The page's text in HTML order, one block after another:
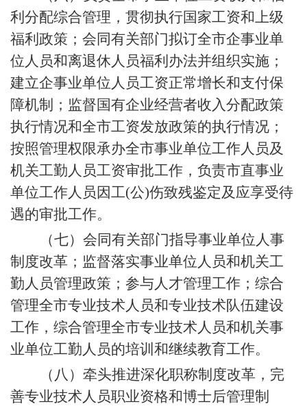
利分配综合管理，贯彻执行国家工资和上级
福利政策；会同有关部门拟订全市企事业单
位人员和离退休人员福利办法并组织实施；
建立企事业单位人员工资正常增长和支付保
障机制；监督国有企业经营者收入分配政策
执行情况和全市工资发放政策的执行情况；
按照管理权限承办全市事业单位工作人员及
机关工勤人员工资审批工作，负责市直事业
单位工作人员因工(公)伤致残鉴定及应享受待
遇的审批工作。
（七）会同有关部门指导事业单位人事
制度改革；监督落实事业单位人员和机关工
勤人员管理政策；参与人才管理工作；综合
管理全市专业技术人员和专业技术队伍建设
工作，综合管理全市专业技术人员和机关事
业单位工勤人员的培训和继续教育工作。
（八）牵头推进深化职称制度改革，完
善专业技术人员职业资格和博士后管理制